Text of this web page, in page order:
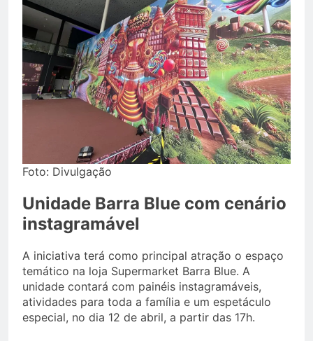
Foto: Divulgação
Unidade Barra Blue com cenário
instagramável
A iniciativa terá como principal atração o espaço
temático na loja Supermarket Barra Blue. A
unidade contará com painéis instagramáveis,
atividades para toda a família e um espetáculo
especial, no dia 12 de abril, a partir das 17h.